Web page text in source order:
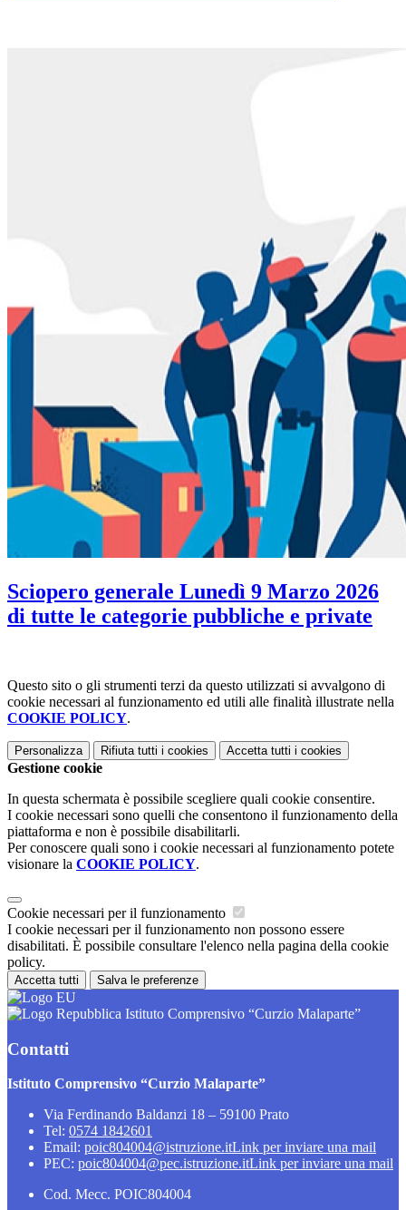
Sciopero generale Lunedì 9 Marzo 2026
di tutte le categorie pubbliche e private
Questo sito o gli strumenti terzi da questo utilizzati si avvalgono di
cookie necessari al funzionamento ed utili alle finalità illustrate nella
COOKIE POLICY.
Personalizza Rifiuta tutti i cookies Accetta tutti i cookies
Gestione cookie
In questa schermata è possibile scegliere quali cookie consentire.
I cookie necessari sono quelli che consentono il funzionamento della
piattaforma e non è possibile disabilitarli.
Per conoscere quali sono i cookie necessari al funzionamento potete
visionare la COOKIE POLICY.
Cookie necessari per il funzionamento
I cookie necessari per il funzionamento non possono essere
disabilitati. È possibile consultare l'elenco nella pagina della cookie
policy.
Accetta tutti Salva le preferenze
Istituto Comprensivo “Curzio Malaparte”
Contatti
Istituto Comprensivo “Curzio Malaparte”
Via Ferdinando Baldanzi 18 – 59100 Prato
Tel: 0574 1842601
Email: poic804004@istruzione.itLink per inviare una mail
PEC: poic804004@pec.istruzione.itLink per inviare una mail
Cod. Mecc. POIC804004